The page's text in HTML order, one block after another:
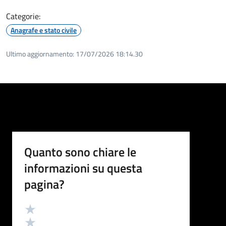
Categorie:
Anagrafe e stato civile
Ultimo aggiornamento: 17/07/2026 18:14.30
Quanto sono chiare le
informazioni su questa
pagina?
Valutazione